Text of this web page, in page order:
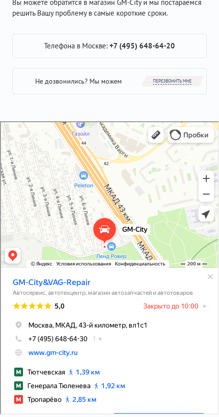
Вы можете обратится в магазин GM-City и мы постараемся
решить Вашу проблему в самые короткие сроки.
Телефона в Москве: +7 (495) 648-64-20
Не дозвонились? Мы можем ПЕРЕЗВОНИТЬ МНЕ
GM-City&VAG-Repair
Автосервис, автотехцентр в Москве
Магазин автозапчастей и автотоваров в Москве